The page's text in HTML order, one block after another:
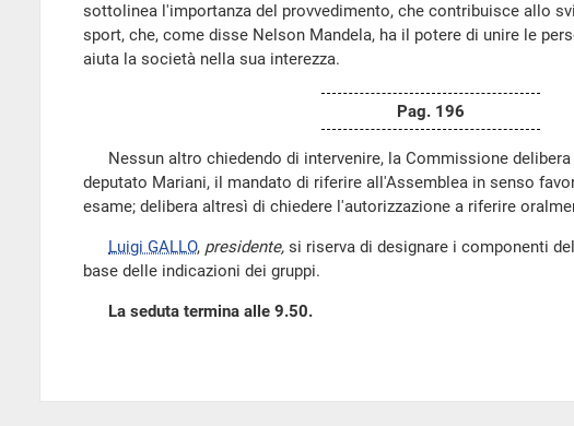
sottolinea l'importanza del provvedimento, che contribuisce allo
sport, che, come disse Nelson Mandela, ha il potere di unire le
aiuta la società nella sua interezza.
Pag. 196
Nessun altro chiedendo di intervenire, la Commissione
deputato Mariani, il mandato di riferire all'Assemblea in senso
esame; delibera altresì di chiedere l'autorizzazione a riferire
Luigi GALLO, presidente, si riserva di designare i componenti
base delle indicazioni dei gruppi.
La seduta termina alle 9.50.